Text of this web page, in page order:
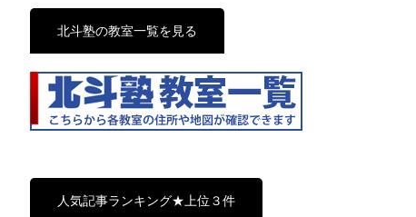
北斗塾の教室一覧を見る
人気記事ランキング★上位３件